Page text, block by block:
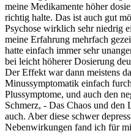
meine Medikamente höher
richtig halte. Das ist auch gut
Psychose wirklich sehr niedrig
meine Erfahrung mehrfach
hatte einfach immer sehr
bei leicht höherer Dosierung
Der Effekt war dann meistens
Minussymptomatik einfach
Plussymptome, und auch den
Schmerz, - Das Chaos und
auch. Aber diese schwer
Nebenwirkungen fand ich für